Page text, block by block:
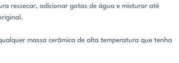
ressecar, adicionar gotas de água e misturar até
massa cerâmica de alta temperatura que tenha